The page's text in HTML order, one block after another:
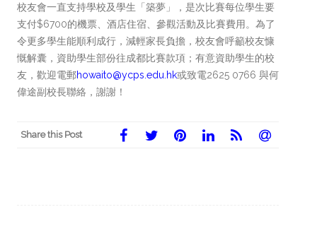
校友會一直支持學校及學生「築夢」，是次比賽每位學生要
支付$6700的機票、酒店住宿、參觀活動及比賽費用。為了
令更多學生能順利成行，減輕家長負擔，校友會呼籲校友慷
慨解囊，資助學生部份往成都比賽款項；有意資助學生的校
友，歡迎電郵howaito@ycps.edu.hk或致電2625 0766 與何
偉途副校長聯絡，謝謝！
Share this Post